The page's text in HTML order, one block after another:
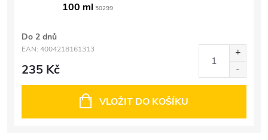
100 ml 50299
Do 2 dnů
EAN: 4004218161313
235 Kč
VLOŽIT DO KOŠÍKU